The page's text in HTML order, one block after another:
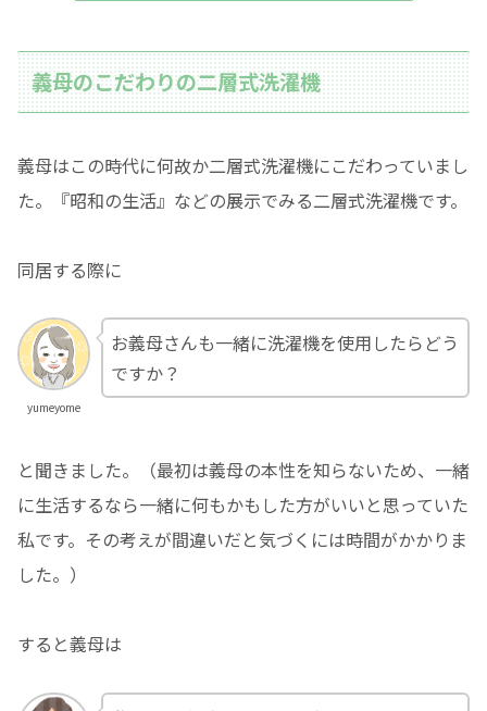
義母のこだわりの二層式洗濯機
義母はこの時代に何故か二層式洗濯機にこだわっていまし
た。『昭和の生活』などの展示でみる二層式洗濯機です。
同居する際に
yumeyome
お義母さんも一緒に洗濯機を使用したらどう
ですか？
と聞きました。（最初は義母の本性を知らないため、一緒
に生活するなら一緒に何もかもした方がいいと思っていた
私です。その考えが間違いだと気づくには時間がかかりま
した。）
すると義母は